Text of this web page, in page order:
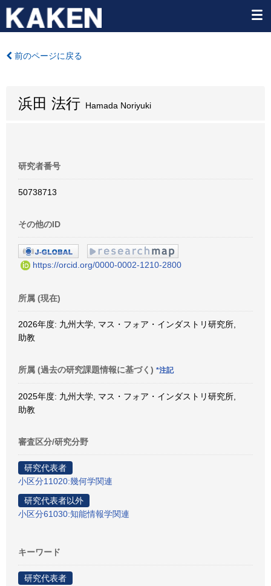
前のページに戻る
浜田 法行 Hamada Noriyuki
研究者番号
50738713
その他のID
https://orcid.org/0000-0002-1210-2800
所属 (現在)
2026年度: 九州大学, マス・フォア・インダストリ研究所,
助教
所属 (過去の研究課題情報に基づく) *注記
2025年度: 九州大学, マス・フォア・インダストリ研究所,
助教
審査区分/研究分野
研究代表者
小区分11020:幾何学関連
研究代表者以外
小区分61030:知能情報学関連
キーワード
研究代表者